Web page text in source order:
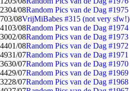
2304/08Random Pics van de Dag #1975
703/08VrijMiBabes #315 (not very sfw!)
4103/08Random Pics van de Dag #1974
3002/08Random Pics van de Dag #1973
4401/08Random Pics van de Dag #1972
4931/07Random Pics van de Dag #1971
3630/07Random Pics van de Dag #1970
4429/07Random Pics van de Dag #1969
3228/07Random Pics van de Dag #1968